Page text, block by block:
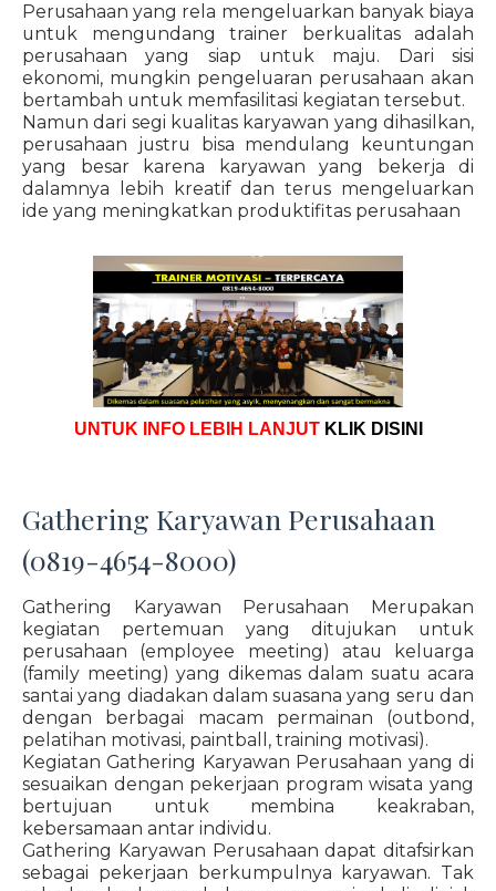
Perusahaan yang rela mengeluarkan banyak biaya
untuk mengundang trainer berkualitas adalah
perusahaan yang siap untuk maju. Dari sisi
ekonomi, mungkin pengeluaran perusahaan akan
bertambah untuk memfasilitasi kegiatan tersebut.
Namun dari segi kualitas karyawan yang dihasilkan,
perusahaan justru bisa mendulang keuntungan
yang besar karena karyawan yang bekerja di
dalamnya lebih kreatif dan terus mengeluarkan
ide yang meningkatkan produktifitas perusahaan
UNTUK INFO LEBIH LANJUT KLIK DISINI
Gathering Karyawan Perusahaan
(0819-4654-8000)
Gathering Karyawan Perusahaan Merupakan
kegiatan pertemuan yang ditujukan untuk
perusahaan (employee meeting) atau keluarga
(family meeting) yang dikemas dalam suatu acara
santai yang diadakan dalam suasana yang seru dan
dengan berbagai macam permainan (outbond,
pelatihan motivasi, paintball, training motivasi).
Kegiatan Gathering Karyawan Perusahaan yang di
sesuaikan dengan pekerjaan program wisata yang
bertujuan untuk membina keakraban,
kebersamaan antar individu.
Gathering Karyawan Perusahaan dapat ditafsirkan
sebagai pekerjaan berkumpulnya karyawan. Tak